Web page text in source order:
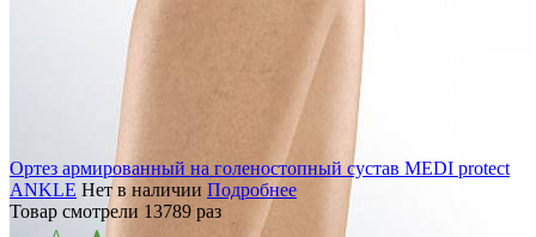
Ортез армированный на голеностопный сустав MEDI protect
ANKLE Нет в наличии Подробнее
Товар смотрели 13789 раз